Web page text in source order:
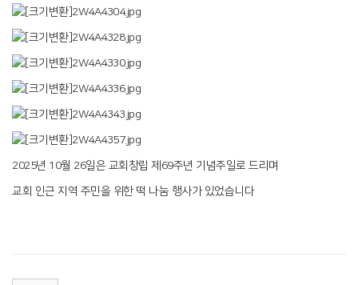
2025년 10월 26일은 교회창립 제69주년 기념주일로 드리며
교회 인근 지역 주민을 위한 떡 나눔 행사가 있었습니다